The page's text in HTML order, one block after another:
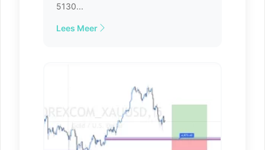
5130...
Lees Meer